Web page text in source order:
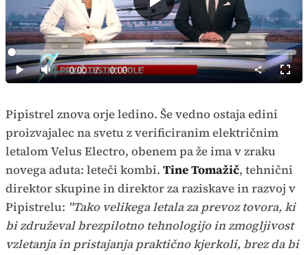
Predvajaj
Predvajaj
Tiho Current
0:00 / Duration
0:00
Loaded:
0%
način
Pipistrel znova orje ledino. Še vedno ostaja edini
proizvajalec na svetu z verificiranim električnim
letalom Velus Electro, obenem pa že ima v zraku
novega aduta: leteči kombi. Tine Tomažič, tehnični
direktor skupine in direktor za raziskave in razvoj v
Pipistrelu: "Tako velikega letala za prevoz tovora, ki
bi združeval brezpilotno tehnologijo in zmogljivost
vzletanja in pristajanja praktično kjerkoli, brez da bi